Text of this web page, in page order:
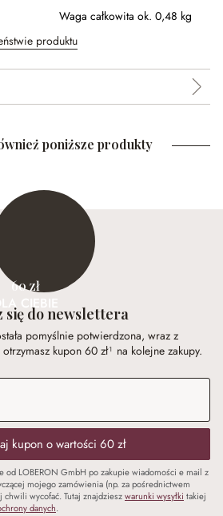
Waga całkowita ok. 0,48 kg
produktu
poniższe produkty
60 zł
DLA CIEBIE
się do newslettera
pomyślnie potwierdzona, wraz z
kupon 60 zł¹ na kolejne zakupy.
kupon o wartości 60 zł
od LOBERON GmbH po zakupie wiadomości e mail z
mojego zamówienia (np. za pośrednictwem
wycofać. Tutaj znajdzieszwarunki wysyłki takiej
danych.